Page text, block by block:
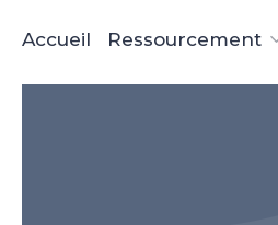
Accueil Ressourcement